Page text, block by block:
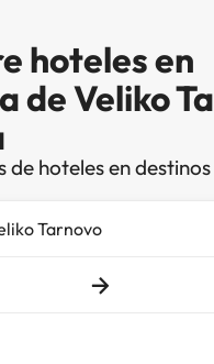
hoteles en
de Veliko
de hoteles en